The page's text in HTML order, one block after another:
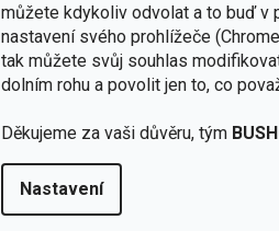
můžete kdykoliv odvolat a to buď v
nastavení svého prohlížeče
tak můžete svůj souhlas
dolním rohu a povolit jen to, co
Děkujeme za vaši důvěru, tým
Nastavení
Rádi
předáváme
zkušenosti
vám s
výběrem
Zboží
sami
testujeme
U nás
„zajíce v
2
kamenné
prodejny
Navštivte
Praze a
další skvělé výhody